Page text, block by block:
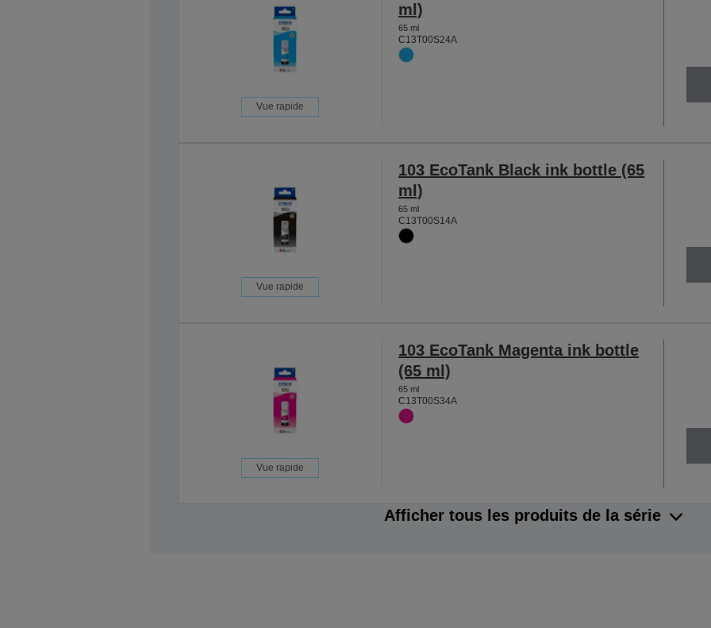
Vue rapide
ml)
65 ml
C13T00S24A
Vue rapide
103 EcoTank Black ink bottle (65
ml)
65 ml
C13T00S14A
Vue rapide
103 EcoTank Magenta ink bottle
(65 ml)
65 ml
C13T00S34A
Afficher tous les produits de la série